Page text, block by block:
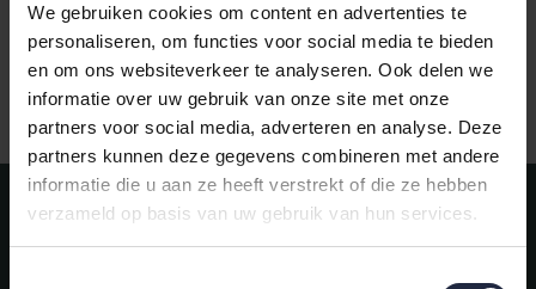
We gebruiken cookies om content en advertenties te
personaliseren, om functies voor social media te bieden
en om ons websiteverkeer te analyseren. Ook delen we
informatie over uw gebruik van onze site met onze
partners voor social media, adverteren en analyse. Deze
partners kunnen deze gegevens combineren met andere
informatie die u aan ze heeft verstrekt of die ze hebben
verzameld op basis van uw gebruik van hun services.
Gratis verzending vanaf €50,-
Meld je aan voor onze nieuwsbrief!
AANMELDEN